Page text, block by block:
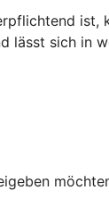
ist,
lässt sich in